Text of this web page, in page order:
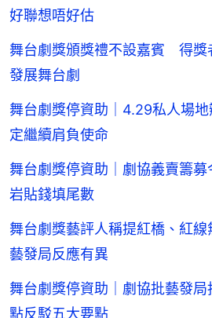
好聯想唔好估
舞台劇獎頒獎禮不設嘉賓 得獎
發展舞台劇
舞台劇獎停資助｜4.29私人場
定繼續肩負使命
舞台劇獎停資助｜劇協義賣籌
岩貼錢填尾數
舞台劇獎藝評人稱提紅橋、紅
藝發局反應有異
舞台劇獎停資助｜劇協批藝發
點反駁五大要點